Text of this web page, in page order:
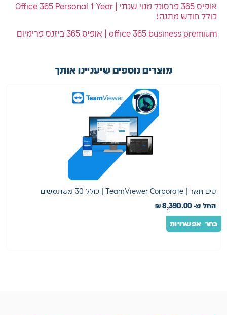
אופיס 365 פרסונל מנוי שנתי | Office 365 Personal 1 Year
כולל חודש מתנה!
office 365 business premium | אופיס 365 ביזנס פרימיום
מוצרים נוספים שיעניינו אותך
טים ויואר | TeamViewer Corporate | כולל 30 משתמשים
החל מ-
₪8,390.00
בחר אפשרויות